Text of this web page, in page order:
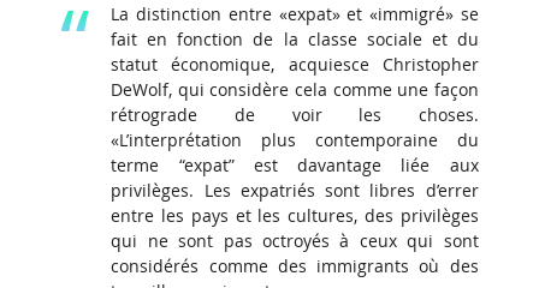
La distinction entre «expat» et «immigré» se
fait en fonction de la classe sociale et du
statut économique, acquiesce Christopher
DeWolf, qui considère cela comme une façon
rétrograde de voir les choses.
«L’interprétation plus contemporaine du
terme “expat” est davantage liée aux
privilèges. Les expatriés sont libres d’errer
entre les pays et les cultures, des privilèges
qui ne sont pas octroyés à ceux qui sont
considérés comme des immigrants où des